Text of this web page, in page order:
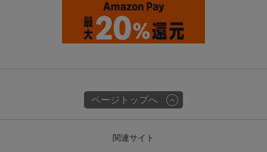
ページトップへ
関連サイト